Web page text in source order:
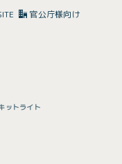
官公庁様向け
ットライト